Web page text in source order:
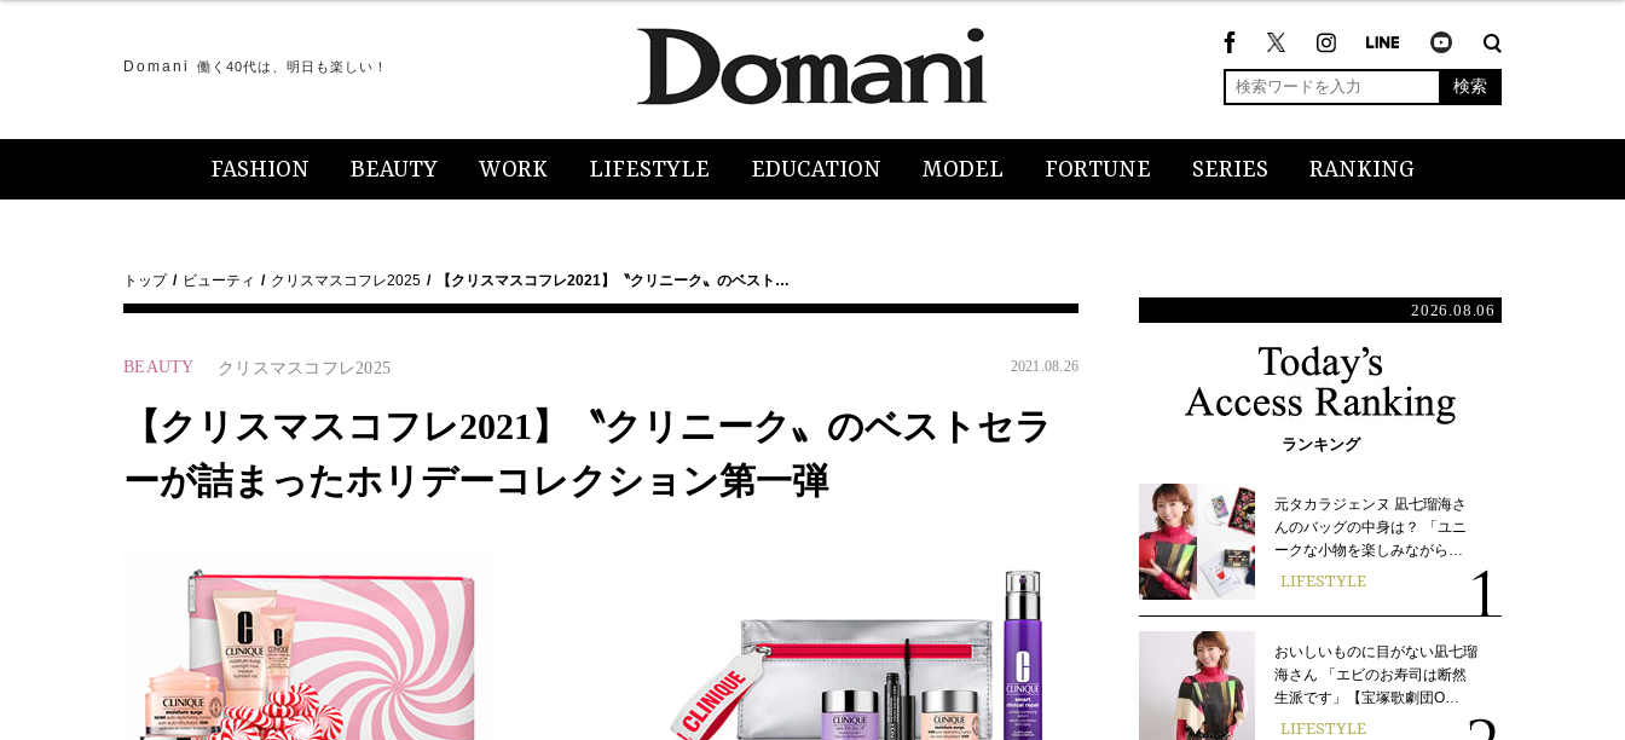
Domani 働く40代は、明日も楽しい！
検索
FASHION BEAUTY WORK LIFESTYLE EDUCATION MODEL FORTUNE SERIES RANKING
トップ ビューティ クリスマスコフレ2025 【クリスマスコフレ2021】〝クリニーク〟のベスト…
BEAUTY クリスマスコフレ2025 2021.08.26
【クリスマスコフレ2021】〝クリニーク〟のベストセラ
ーが詰まったホリデーコレクション第一弾
2026.08.06
ランキング
元タカラジェンヌ 凪七瑠海さ
んのバッグの中身は？ 「ユニ
ークな小物を楽しみながら…
LIFESTYLE
おいしいものに目がない凪七瑠
海さん 「エビのお寿司は断然
生派です」【宝塚歌劇団O…
LIFESTYLE